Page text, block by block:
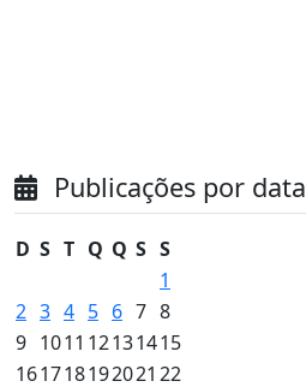
Publicações por data
D S T Q Q S S
1
2 3 4 5 6 7 8
9 1011 12131415
161718192021 22